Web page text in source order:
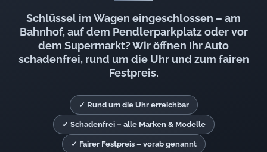
Schlüssel im Wagen eingeschlossen – am
Bahnhof, auf dem Pendlerparkplatz oder vor
dem Supermarkt? Wir öffnen Ihr Auto
schadenfrei, rund um die Uhr und zum fairen
Festpreis.
✓ Rund um die Uhr erreichbar
✓ Schadenfrei – alle Marken & Modelle
✓ Fairer Festpreis – vorab genannt